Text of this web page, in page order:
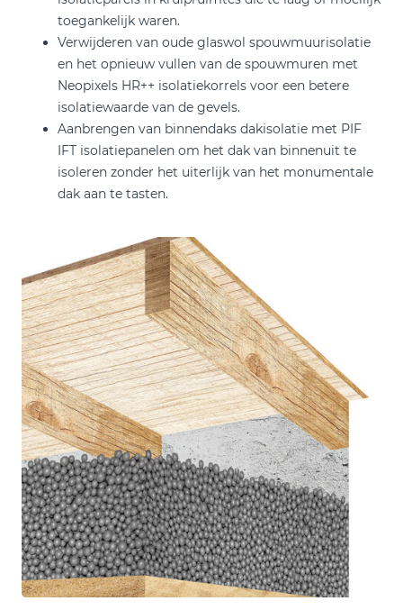
toegankelijk waren.
Verwijderen van oude glaswol spouwmuurisolatie
en het opnieuw vullen van de spouwmuren met
Neopixels HR++ isolatiekorrels voor een betere
isolatiewaarde van de gevels.
Aanbrengen van binnendaks dakisolatie met PIF
IFT isolatiepanelen om het dak van binnenuit te
isoleren zonder het uiterlijk van het monumentale
dak aan te tasten.